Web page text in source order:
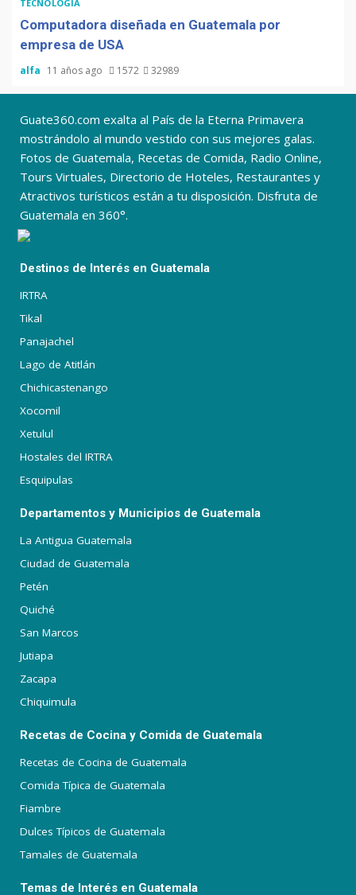
TECNOLOGÍA
Computadora diseñada en Guatemala por
empresa de USA
alfa 11 años ago 1572 32989
Guate360.com exalta al País de la Eterna Primavera
mostrándolo al mundo vestido con sus mejores galas.
Fotos de Guatemala, Recetas de Comida, Radio Online,
Tours Virtuales, Directorio de Hoteles, Restaurantes y
Atractivos turísticos están a tu disposición. Disfruta de
Guatemala en 360°.
Destinos de Interés en Guatemala
IRTRA
Tikal
Panajachel
Lago de Atitlán
Chichicastenango
Xocomil
Xetulul
Hostales del IRTRA
Esquipulas
Departamentos y Municipios de Guatemala
La Antigua Guatemala
Ciudad de Guatemala
Petén
Quiché
San Marcos
Jutiapa
Zacapa
Chiquimula
Recetas de Cocina y Comida de Guatemala
Recetas de Cocina de Guatemala
Comida Típica de Guatemala
Fiambre
Dulces Típicos de Guatemala
Tamales de Guatemala
Temas de Interés en Guatemala